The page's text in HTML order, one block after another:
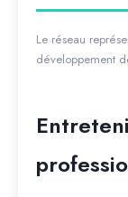
Le réseau
développement